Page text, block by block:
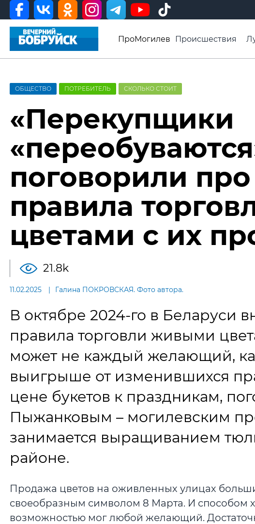
ПроМогилев Происшествия
Видео ВБ
ОБЩЕСТВО ПОТРЕБИТЕЛЬ СКОЛЬКО СТОИТ
«Перекупщики
поговорили
правила
цветами с их
21.8k
11.02.2025 Галина ПОКРОВСКАЯ. Фото автора.
В октябре 2024-го в Беларуси
правила торговли живыми
может не каждый желающий,
выигрыше от изменившихся
цене букетов к праздникам,
Пыжанковым – могилевским
занимается выращиванием
районе.
Продажа цветов на оживленных улицах
своеобразным символом 8 Марта. И способом
возможностью мог любой желающий.